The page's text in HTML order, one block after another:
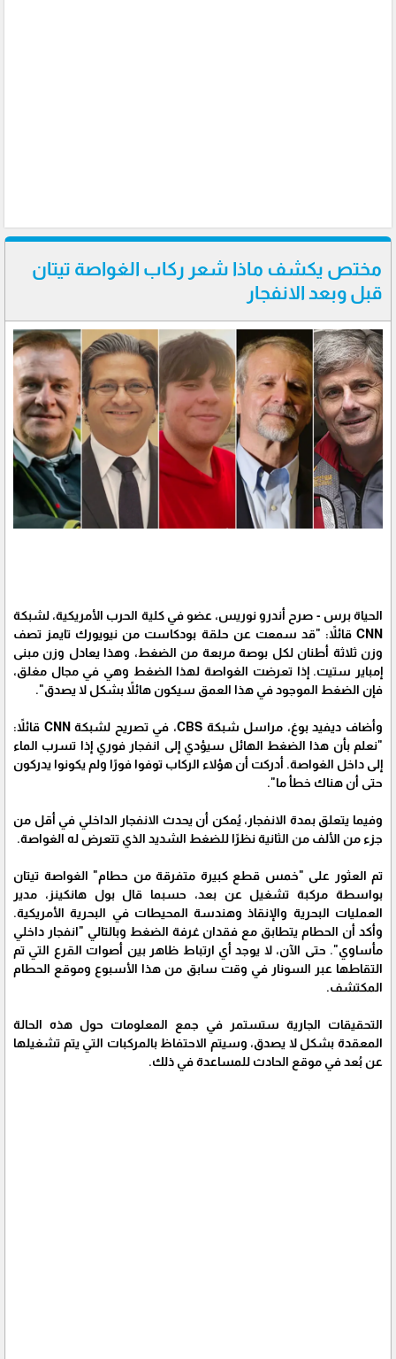
مختص يكشف ماذا شعر ركاب الغواصة تيتان
قبل وبعد الانفجار
الحياة برس - صرح أندرو نوريس، عضو في كلية الحرب الأمريكية، لشبكة
CNN قائلاً: "قد سمعت عن حلقة بودكاست من نيويورك تايمز تصف
وزن ثلاثة أطنان لكل بوصة مربعة من الضغط، وهذا يعادل وزن مبنى
إمباير ستيت. إذا تعرضت الغواصة لهذا الضغط وهي في مجال مغلق،
فإن الضغط الموجود في هذا العمق سيكون هائلاً بشكل لا يصدق".
وأضاف ديفيد بوغ، مراسل شبكة CBS، في تصريح لشبكة CNN قائلاً:
"نعلم بأن هذا الضغط الهائل سيؤدي إلى انفجار فوري إذا تسرب الماء
إلى داخل الغواصة. أدركت أن هؤلاء الركاب توفوا فورًا ولم يكونوا يدركون
حتى أن هناك خطأ ما".
وفيما يتعلق بمدة الانفجار، يُمكن أن يحدث الانفجار الداخلي في أقل من
جزء من الألف من الثانية نظرًا للضغط الشديد الذي تتعرض له الغواصة.
تم العثور على "خمس قطع كبيرة متفرقة من حطام" الغواصة تيتان
بواسطة مركبة تشغيل عن بعد، حسبما قال بول هانكينز، مدير
العمليات البحرية والإنقاذ وهندسة المحيطات في البحرية الأمريكية.
وأكد أن الحطام يتطابق مع فقدان غرفة الضغط وبالتالي "انفجار داخلي
مأساوي". حتى الآن، لا يوجد أي ارتباط ظاهر بين أصوات القرع التي تم
التقاطها عبر السونار في وقت سابق من هذا الأسبوع وموقع الحطام
المكتشف.
التحقيقات الجارية ستستمر في جمع المعلومات حول هذه الحالة
المعقدة بشكل لا يصدق، وسيتم الاحتفاظ بالمركبات التي يتم تشغيلها
عن بُعد في موقع الحادث للمساعدة في ذلك.